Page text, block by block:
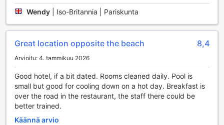
viihtyisänä. Jos tarvitset apua matkatavaroidesi kanssa,
tutustua saareen huolettomasti ilman ylimääräistä
painolastia.
Turvallisuus on myös etusijalla Lanta Seafront Resortissa.
Hotellissa on käytettävissä turvallisia tallelokeroita, joissa
voit säilyttää arvotavaroitasi rauhassa. Concierge-palvelu
auttaa sinua järjestämään aktiviteetteja ja retkiä saarella,
jotta voit hyödyntää lomasi parhaalla mahdollisella tavalla.
Lisäksi hotellissa on ilmainen Wi-Fi kaikissa huoneissa sekä
julkisilla alueilla, joten voit helposti jakaa unohtumattomat
hetket ystäviesi ja perheesi kanssa. Olipa kyseessä
Wendy Iso-Britannia | Pariskunta
Great location opposite the beach 8,4
Arvioitu: 4. tammikuu 2026
Good hotel, if a bit dated. Rooms cleaned daily. Pool is
small but good for cooling down on a hot day. Breakfast is
over the road in the restaurant, the staff there could be
better trained.
Käännä arvio